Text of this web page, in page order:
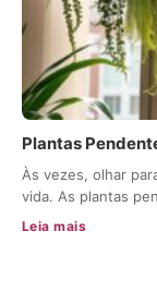
Plantas
Às vezes, olhar
vida. As plantas
Leia mais